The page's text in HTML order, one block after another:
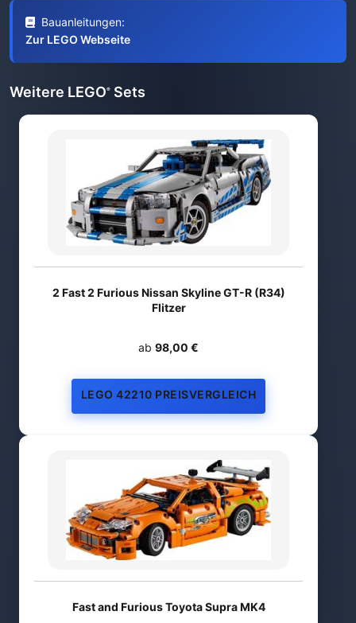
Bauanleitungen:
Zur LEGO Webseite
Weitere LEGO® Sets
2 Fast 2 Furious Nissan Skyline GT-R (R34)
Flitzer
ab 98,00 €
LEGO 42210 PREISVERGLEICH
Fast and Furious Toyota Supra MK4